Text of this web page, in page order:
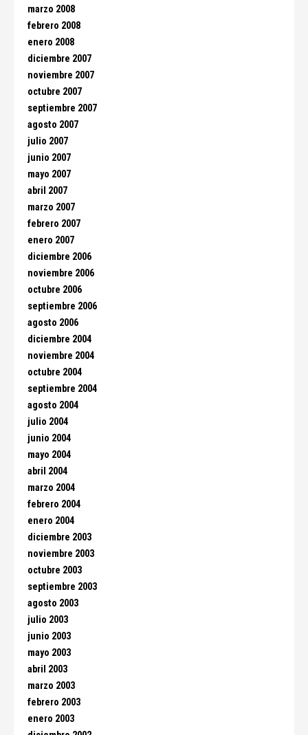
marzo 2008
febrero 2008
enero 2008
diciembre 2007
noviembre 2007
octubre 2007
septiembre 2007
agosto 2007
julio 2007
junio 2007
mayo 2007
abril 2007
marzo 2007
febrero 2007
enero 2007
diciembre 2006
noviembre 2006
octubre 2006
septiembre 2006
agosto 2006
diciembre 2004
noviembre 2004
octubre 2004
septiembre 2004
agosto 2004
julio 2004
junio 2004
mayo 2004
abril 2004
marzo 2004
febrero 2004
enero 2004
diciembre 2003
noviembre 2003
octubre 2003
septiembre 2003
agosto 2003
julio 2003
junio 2003
mayo 2003
abril 2003
marzo 2003
febrero 2003
enero 2003